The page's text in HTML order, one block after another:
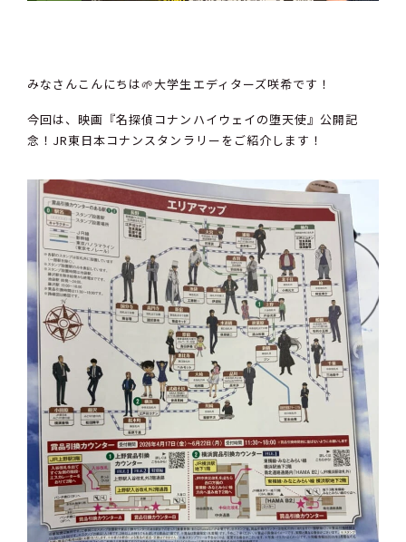
みなさんこんにちは🌱大学生エディターズ咲希です！
今回は、映画『名探偵コナンハイウェイの堕天使』公開記
念！JR東日本コナンスタンラリーをご紹介します！